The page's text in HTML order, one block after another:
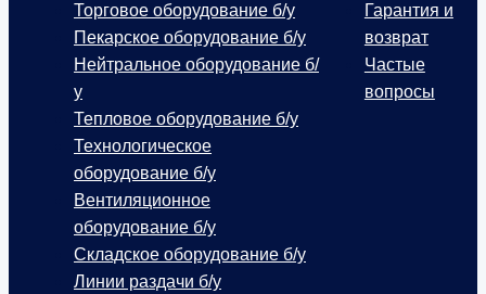
Торговое оборудование б/у
Пекарское оборудование б/у
Нейтральное оборудование б/
у
Тепловое оборудование б/у
Технологическое
оборудование б/у
Вентиляционное
оборудование б/у
Складское оборудование б/у
Линии раздачи б/у
Гарантия и
возврат
Частые
вопросы